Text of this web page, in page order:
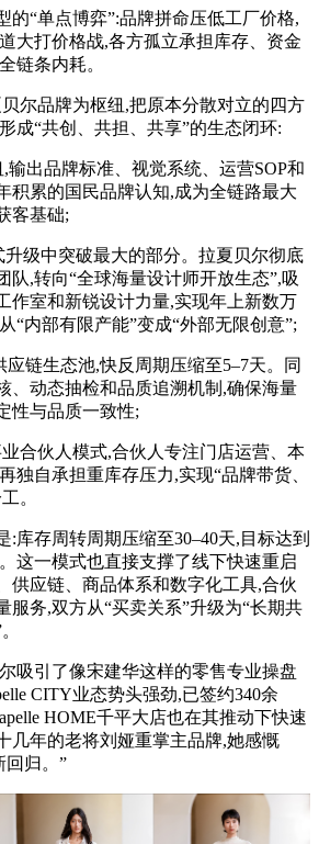
的“单点博弈”:品牌拼命压低工厂价格,
大打价格战,各方孤立承担库存、资金
链条内耗。
尔品牌为枢纽,把原本分散对立的四方
成“共创、共担、共享”的生态闭环:
输出品牌标准、视觉系统、运营SOP和
积累的国民品牌认知,成为全链路最大
客基础;
级中突破最大的部分。拉夏贝尔彻底
队,转向“全球海量设计师开放生态”,吸
作室和新锐设计力量,实现年上新数万
“内部有限产能”变成“外部无限创意”;
链生态池,快反周期压缩至5–7天。同
、动态抽检和品质追溯机制,确保海量
性与品质一致性;
合伙人模式,合伙人专注门店运营、本
独自承担重库存压力,实现“品牌带货、
。
:库存周转周期压缩至30–40天,目标达到
这一模式也直接支撑了线下快速重启
应链、商品体系和数字化工具,合伙
服务,双方从“买卖关系”升级为“长期共
吸引了像宋建华这样的零售专业操盘
CITY业态势头强劲,已签约340余
HOME千平大店也在其推动下快速
几年的老将刘娅重掌主品牌,她感慨
回归。”